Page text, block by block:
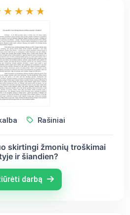
Rašiniai
skirtingi žmonių troškimai
ir šiandien?
darbą